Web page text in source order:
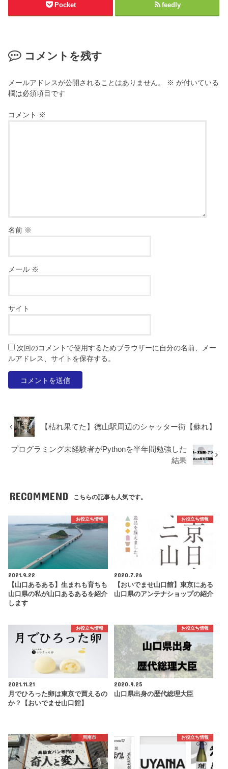
Pocket feedly
コメントを残す
メールアドレスが公開されることはありません。 ※ が付いている
欄は必須項目です
コメント ※
名前 ※
メール ※
サイト
次回のコメントで使用するためブラウザーに自分の名前、メー
ルアドレス、サイトを保存する。
【枯れ果てた】徳山駅周辺のシャッター街【蘇れ】
プログラミング未経験者がPythonを半年間勉強した
結果
RECOMMEND こちらの記事も人気です。
お役立ち情報
2021.9.22
【山口あるある】生まれも育ちも
山口県の私が山口あるあるを紹介
します
お役立ち情報
2020.7.26
【おいでませ山口館】東京にある
山口県のアンテナショップの紹介
お役立ち情報
2021.11.21
月でひろった卵は東京で買えるの
か？【おいでませ山口館】
お役立ち情報
2020.9.25
山口県出身の歴代総理大臣
周南市 お役立ち情報